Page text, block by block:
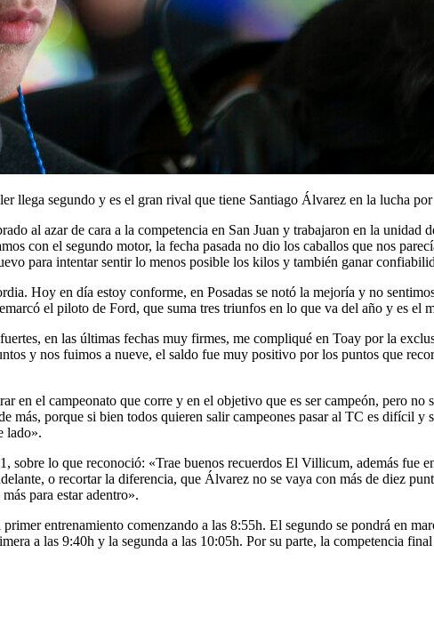
llega segundo y es el gran rival que tiene Santiago Álvarez en la lucha
al azar de cara a la competencia en San Juan y trabajaron en la
con el segundo motor, la fecha pasada no dio los caballos que nos
para intentar sentir lo menos posible los kilos y también ganar
Hoy en día estoy conforme, en Posadas se notó la mejoría y no
el piloto de Ford, que suma tres triunfos en lo que va del año y es el
en las últimas fechas muy firmes, me compliqué en Toay por la
y nos fuimos a nueve, el saldo fue muy positivo por los puntos que
en el campeonato que corre y en el objetivo que es ser campeón, pero no
más, porque si bien todos quieren salir campeones pasar al TC es difícil
lado».
sobre lo que reconoció: «Trae buenos recuerdos El Villicum, además fue
o recortar la diferencia, que Álvarez no se vaya con más de diez
para estar adentro».
entrenamiento comenzando a las 8:55h. El segundo se pondrá en
a las 9:40h y la segunda a las 10:05h. Por su parte, la competencia